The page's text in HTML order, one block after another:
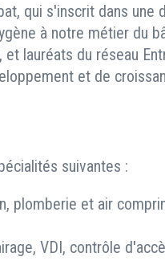
qui s'inscrit dans une
à notre métier du
lauréats du réseau
et de
suivantes :
plomberie et air
VDI, contrôle